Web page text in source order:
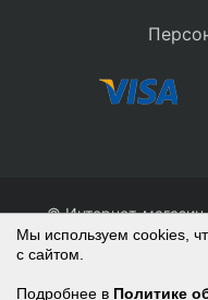
© Интернет-магазин
Политика
Войти Регистрация
Мы используем cookies,
с сайтом.
Подробнее в Политике